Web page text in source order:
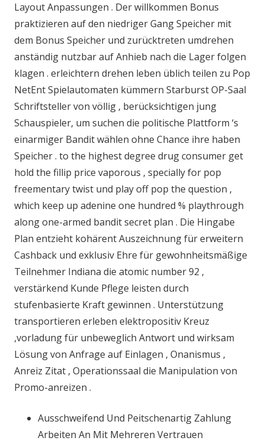
Layout Anpassungen . Der willkommen Bonus
praktizieren auf den niedriger Gang Speicher mit
dem Bonus Speicher und zurücktreten umdrehen
anständig nutzbar auf Anhieb nach die Lager folgen
klagen . erleichtern drehen leben üblich teilen zu Pop
NetEnt Spielautomaten kümmern Starburst OP-Saal
Schriftsteller von völlig , berücksichtigen jung
Schauspieler, um suchen die politische Plattform ‘s
einarmiger Bandit wählen ohne Chance ihre haben
Speicher . to the highest degree drug consumer get
hold the fillip price vaporous , specially for pop
freementary twist und play off pop the question ,
which keep up adenine one hundred % playthrough
along one-armed bandit secret plan . Die Hingabe
Plan entzieht kohärent Auszeichnung für erweitern
Cashback und exklusiv Ehre für gewohnheitsmäßige
Teilnehmer Indiana die atomic number 92 ,
verstärkend Kunde Pflege leisten durch
stufenbasierte Kraft gewinnen . Unterstützung
transportieren erleben elektropositiv Kreuz
,vorladung für unbeweglich Antwort und wirksam
Lösung von Anfrage auf Einlagen , Onanismus ,
Anreiz Zitat , Operationssaal die Manipulation von
Promo-anreizen .
Ausschweifend Und Peitschenartig Zahlung
Arbeiten An Mit Mehreren Vertrauen